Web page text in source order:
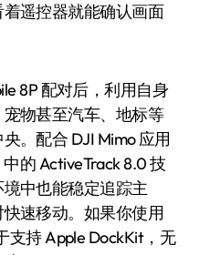
遥控器就能确认画面
8P 配对后，利用自身
物甚至汽车、地标等
。配合 DJI Mimo 应用
的 ActiveTrack 8.0 技
中也能稳定追踪主
速移动。如果你使用
支持 Apple DockKit，无